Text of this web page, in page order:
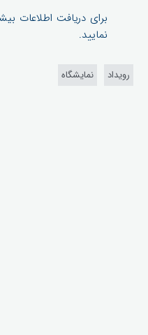
برای دریافت اطلاعات
نمایید.
رویداد نمایشگاه